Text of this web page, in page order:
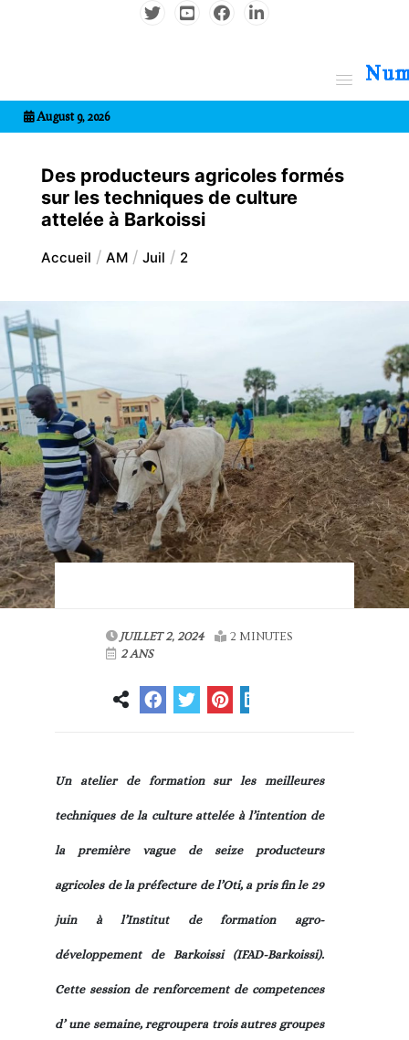
August 9, 2026
Des producteurs agricoles formés
sur les techniques de culture
attelée à Barkoissi
Accueil AM Juil 2
JUILLET 2, 2024
2 MINUTES
2 ANS
Un atelier de formation sur les meilleures
techniques de la culture attelée à l’intention de
la première vague de seize producteurs
agricoles de la préfecture de l’Oti, a pris fin le 29
juin à l’Institut de formation agro-
développement de Barkoissi (IFAD-Barkoissi).
Cette session de renforcement de competences
d’ une semaine, regroupera trois autres groupes